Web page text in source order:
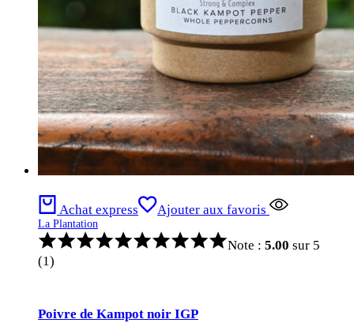
Achat express Ajouter aux favoris
La Plantation
Note : 5.00 sur 5
(1)
Poivre de Kampot noir IGP